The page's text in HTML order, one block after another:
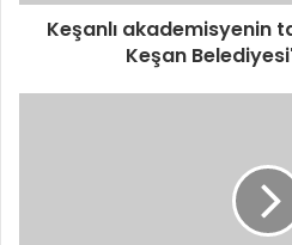
Keşanlı akademisyenin
Keşan